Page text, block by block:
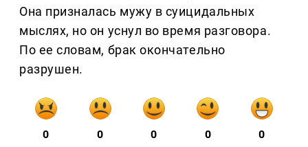
Она призналась мужу в суицидальных
мыслях, но он уснул во время разговора.
По ее словам, брак окончательно
разрушен.
0 0 0 0 0